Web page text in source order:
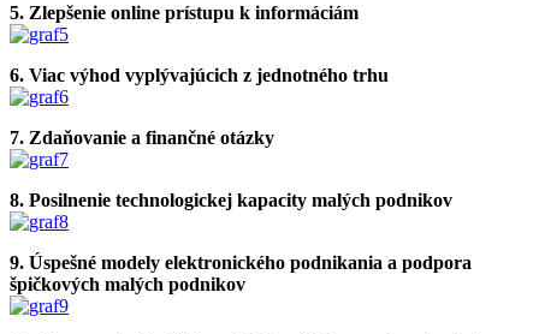
5. Zlepšenie online prístupu k informáciám
6. Viac výhod vyplývajúcich z jednotného trhu
7. Zdaňovanie a finančné otázky
8. Posilnenie technologickej kapacity malých podnikov
9. Úspešné modely elektronického podnikania a podpora
špičkových malých podnikov